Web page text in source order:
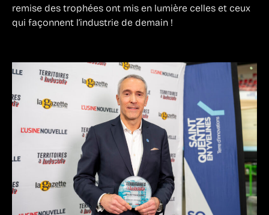
remise des trophées ont mis en lumière celles et ceux
qui façonnent l’industrie de demain !